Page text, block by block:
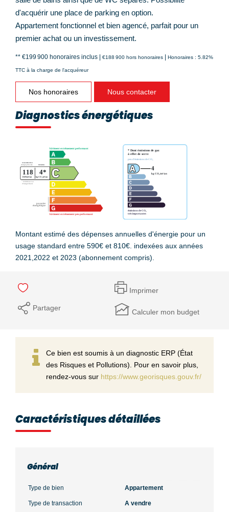
d'acquérir une place de parking en option.
Appartement fonctionnel et bien agencé, parfait pour un
premier achat ou un investissement.
** €199 900 honoraires inclus | €188 900 hors honoraires | Honoraires : 5.82%
TTC à la charge de l'acquéreur
Nos honoraires Nous contacter
Diagnostics énergétiques
Montant estimé des dépenses annuelles d'énergie pour un
usage standard entre 590€ et 810€. indexées aux années
2021,2022 et 2023 (abonnement compris).
Imprimer
Partager Calculer mon budget
Ce bien est soumis à un diagnostic ERP (État
des Risques et Pollutions). Pour en savoir plus,
rendez-vous sur https://www.georisques.gouv.fr/
Caractéristiques détaillées
Général
Type de bien Appartement
Type de transaction A vendre